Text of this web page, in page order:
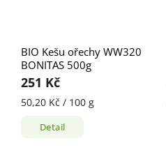
BIO Kešu ořechy WW320
BONITAS 500g
251 Kč
50,20 Kč / 100 g
Detail